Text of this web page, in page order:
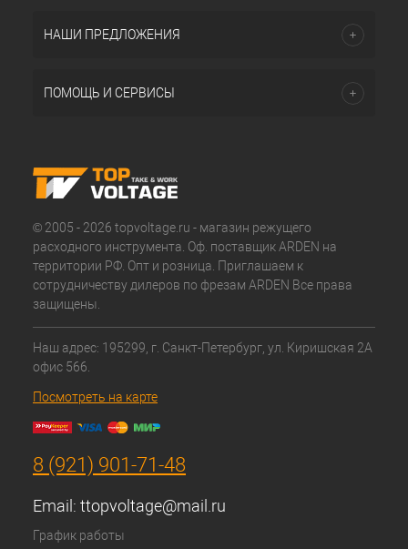
НАШИ ПРЕДЛОЖЕНИЯ
ПОМОЩЬ И СЕРВИСЫ
© 2005 - 2026 topvoltage.ru - магазин режущего
расходного инструмента. Оф. поставщик ARDEN на
территории РФ. Опт и розница. Приглашаем к
сотрудничеству дилеров по фрезам ARDEN Все права
защищены.
Наш адрес: 195299, г. Санкт-Петербург, ул. Киришская 2А
офис 566.
Посмотреть на карте
8 (921) 901-71-48
Email: ttopvoltage@mail.ru
График работы